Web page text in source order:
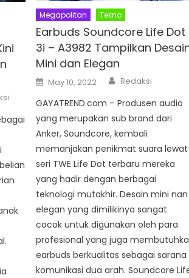
Megapolitan Tekno
Earbuds Soundcore Life Dot
3i – A3982 Tampilkan
Mini dan Elegan
Posted
on
May 10, 2022 Author
Redaksi
GAYATREND.com – Produsen audio
yang merupakan sub brand dari
Anker, Soundcore, kembali
memanjakan penikmat suara lewat
seri TWE Life Dot terbaru mereka
yang hadir dengan berbagai
teknologi mutakhir. Desain mini nan
elegan yang dimilikinya sangat
cocok untuk digunakan oleh para
profesional yang juga
earbuds berkualitas sebagai sarana
komunikasi dua arah. Soundcore